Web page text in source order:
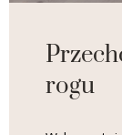
rogu